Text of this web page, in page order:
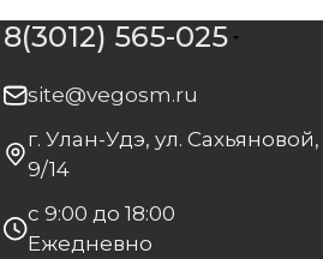
8(3012) 565-025
site@vegosm.ru
г. Улан-Удэ, ул. Сахьяновой,
9/14
с 9:00 до 18:00
Ежедневно